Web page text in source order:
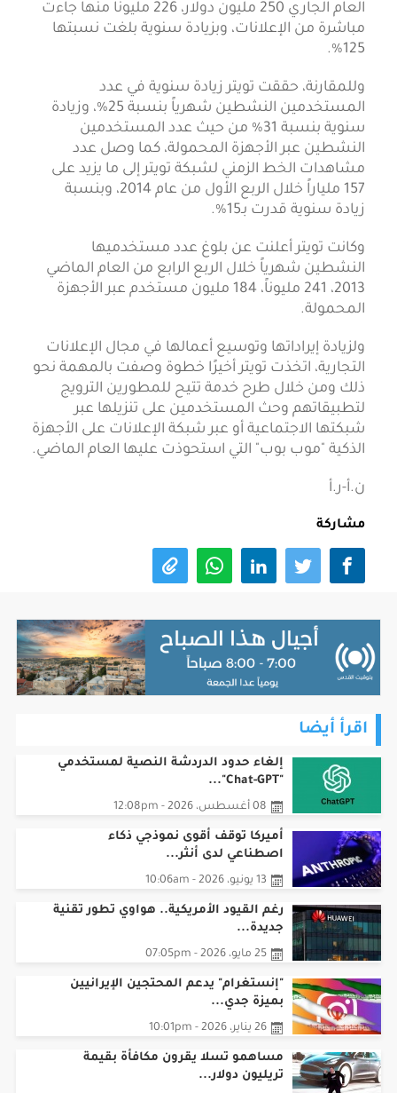
العام الجاري 250 مليون دولار، 226 مليوناً منها جاءت
مباشرة من الإعلانات، وبزيادة سنوية بلغت نسبتها
125%.
وللمقارنة، حققت تويتر زيادة سنوية في عدد
المستخدمين النشطين شهرياً بنسبة 25%، وزيادة
سنوية بنسبة 31% من حيث عدد المستخدمين
النشطين عبر الأجهزة المحمولة، كما وصل عدد
مشاهدات الخط الزمني لشبكة تويتر إلى ما يزيد على
157 ملياراً خلال الربع الأول من عام 2014، وبنسبة
زيادة سنوية قدرت بـ15%.
وكانت تويتر أعلنت عن بلوغ عدد مستخدميها
النشطين شهرياً خلال الربع الرابع من العام الماضي
2013، 241 مليوناً، 184 مليون مستخدم عبر الأجهزة
المحمولة.
ولزيادة إيراداتها وتوسيع أعمالها في مجال الإعلانات
التجارية، اتخذت تويتر أخيرًا خطوة وصفت بالمهمة نحو
ذلك ومن خلال طرح خدمة تتيح للمطورين الترويج
لتطبيقاتهم وحث المستخدمين على تنزيلها عبر
شبكتها الاجتماعية أو عبر شبكة الإعلانات على الأجهزة
الذكية "موب بوب" التي استحوذت عليها العام الماضي.
ن.أ-ر.أ
مشاركة
اقرأ أيضا
إلغاء حدود الدردشة النصية لمستخدمي
"Chat-GPT"...
08 أغسطس، 2026 - 12:08pm
أميركا توقف أقوى نموذجي ذكاء
اصطناعي لدى أنثر...
13 يونيو، 2026 - 10:06am
رغم القيود الأمريكية.. هواوي تطور تقنية
جديدة...
25 مايو، 2026 - 07:05pm
"إنستغرام" يدعم المحتجين الإيرانيين
بميزة جدي...
26 يناير، 2026 - 10:01pm
مساهمو تسلا يقرون مكافأة بقيمة
تريليون دولار...